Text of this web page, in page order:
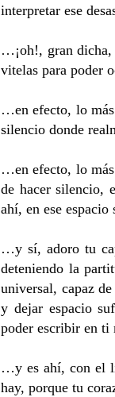
interpretar ese
…¡oh!, gran dicha,
vitelas para poder
…en efecto, lo
silencio donde
…en efecto, lo
de hacer silencio,
ahí, en ese
…y sí, adoro tu
deteniendo la
universal, capaz
y dejar espacio
poder escribir en
…y es ahí, con el
hay, porque tu